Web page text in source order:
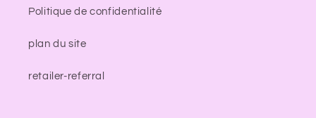
Politique de confidentialité
plan du site
retailer-referral